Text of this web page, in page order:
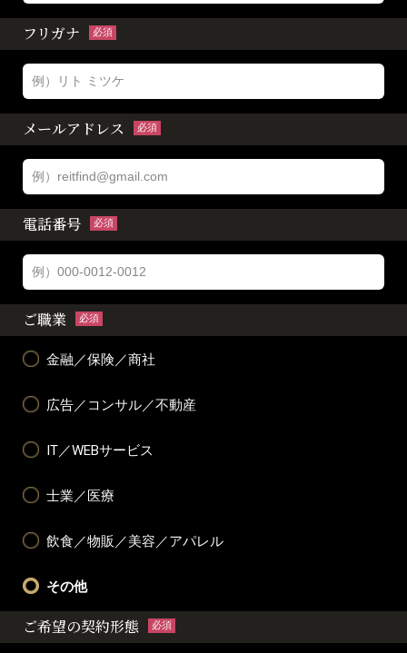
フリガナ 必須
メールアドレス 必須
電話番号 必須
ご職業 必須
金融／保険／商社
広告／コンサル／不動産
IT／WEBサービス
士業／医療
飲食／物販／美容／アパレル
その他
ご希望の契約形態 必須